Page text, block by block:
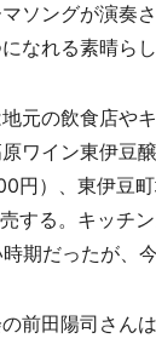
ソングが演奏
なれる素晴ら
元の飲食店や
ワイン東伊豆
円）、東伊豆
する。キッチ
時期だったが、
前田陽司さん